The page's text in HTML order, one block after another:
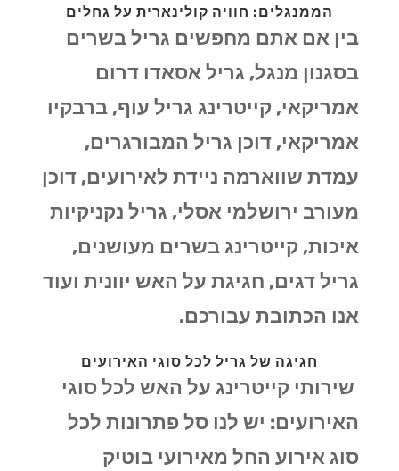
הממנגלים: חוויה קולינארית על גחלים
בין אם אתם מחפשים גריל בשרים
בסגנון מנגל, גריל אסאדו דרום
אמריקאי, קייטרינג גריל עוף, ברבקיו
אמריקאי, דוכן גריל המבורגרים,
עמדת שווארמה ניידת לאירועים, דוכן
מעורב ירושלמי אסלי, גריל נקניקיות
איכות, קייטרינג בשרים מעושנים,
גריל דגים, חגיגת על האש יוונית ועוד
אנו הכתובת עבורכם.
חגיגה של גריל לכל סוגי האירועים
שירותי קייטרינג על האש לכל סוגי
האירועים: יש לנו סל פתרונות לכל
סוג אירוע החל מאירועי בוטיק